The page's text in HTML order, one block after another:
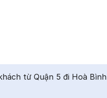
từ Quận 5 đi Hoà Bình